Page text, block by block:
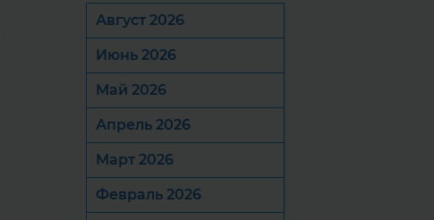
Август 2026
Июнь 2026
Май 2026
Апрель 2026
Март 2026
Февраль 2026